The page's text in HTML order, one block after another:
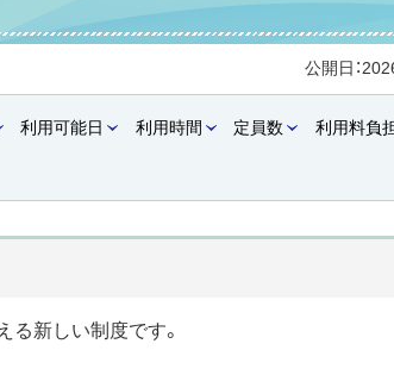
公開日：
利用可能日 利用時間 定員数 利用料負
新しい制度です。